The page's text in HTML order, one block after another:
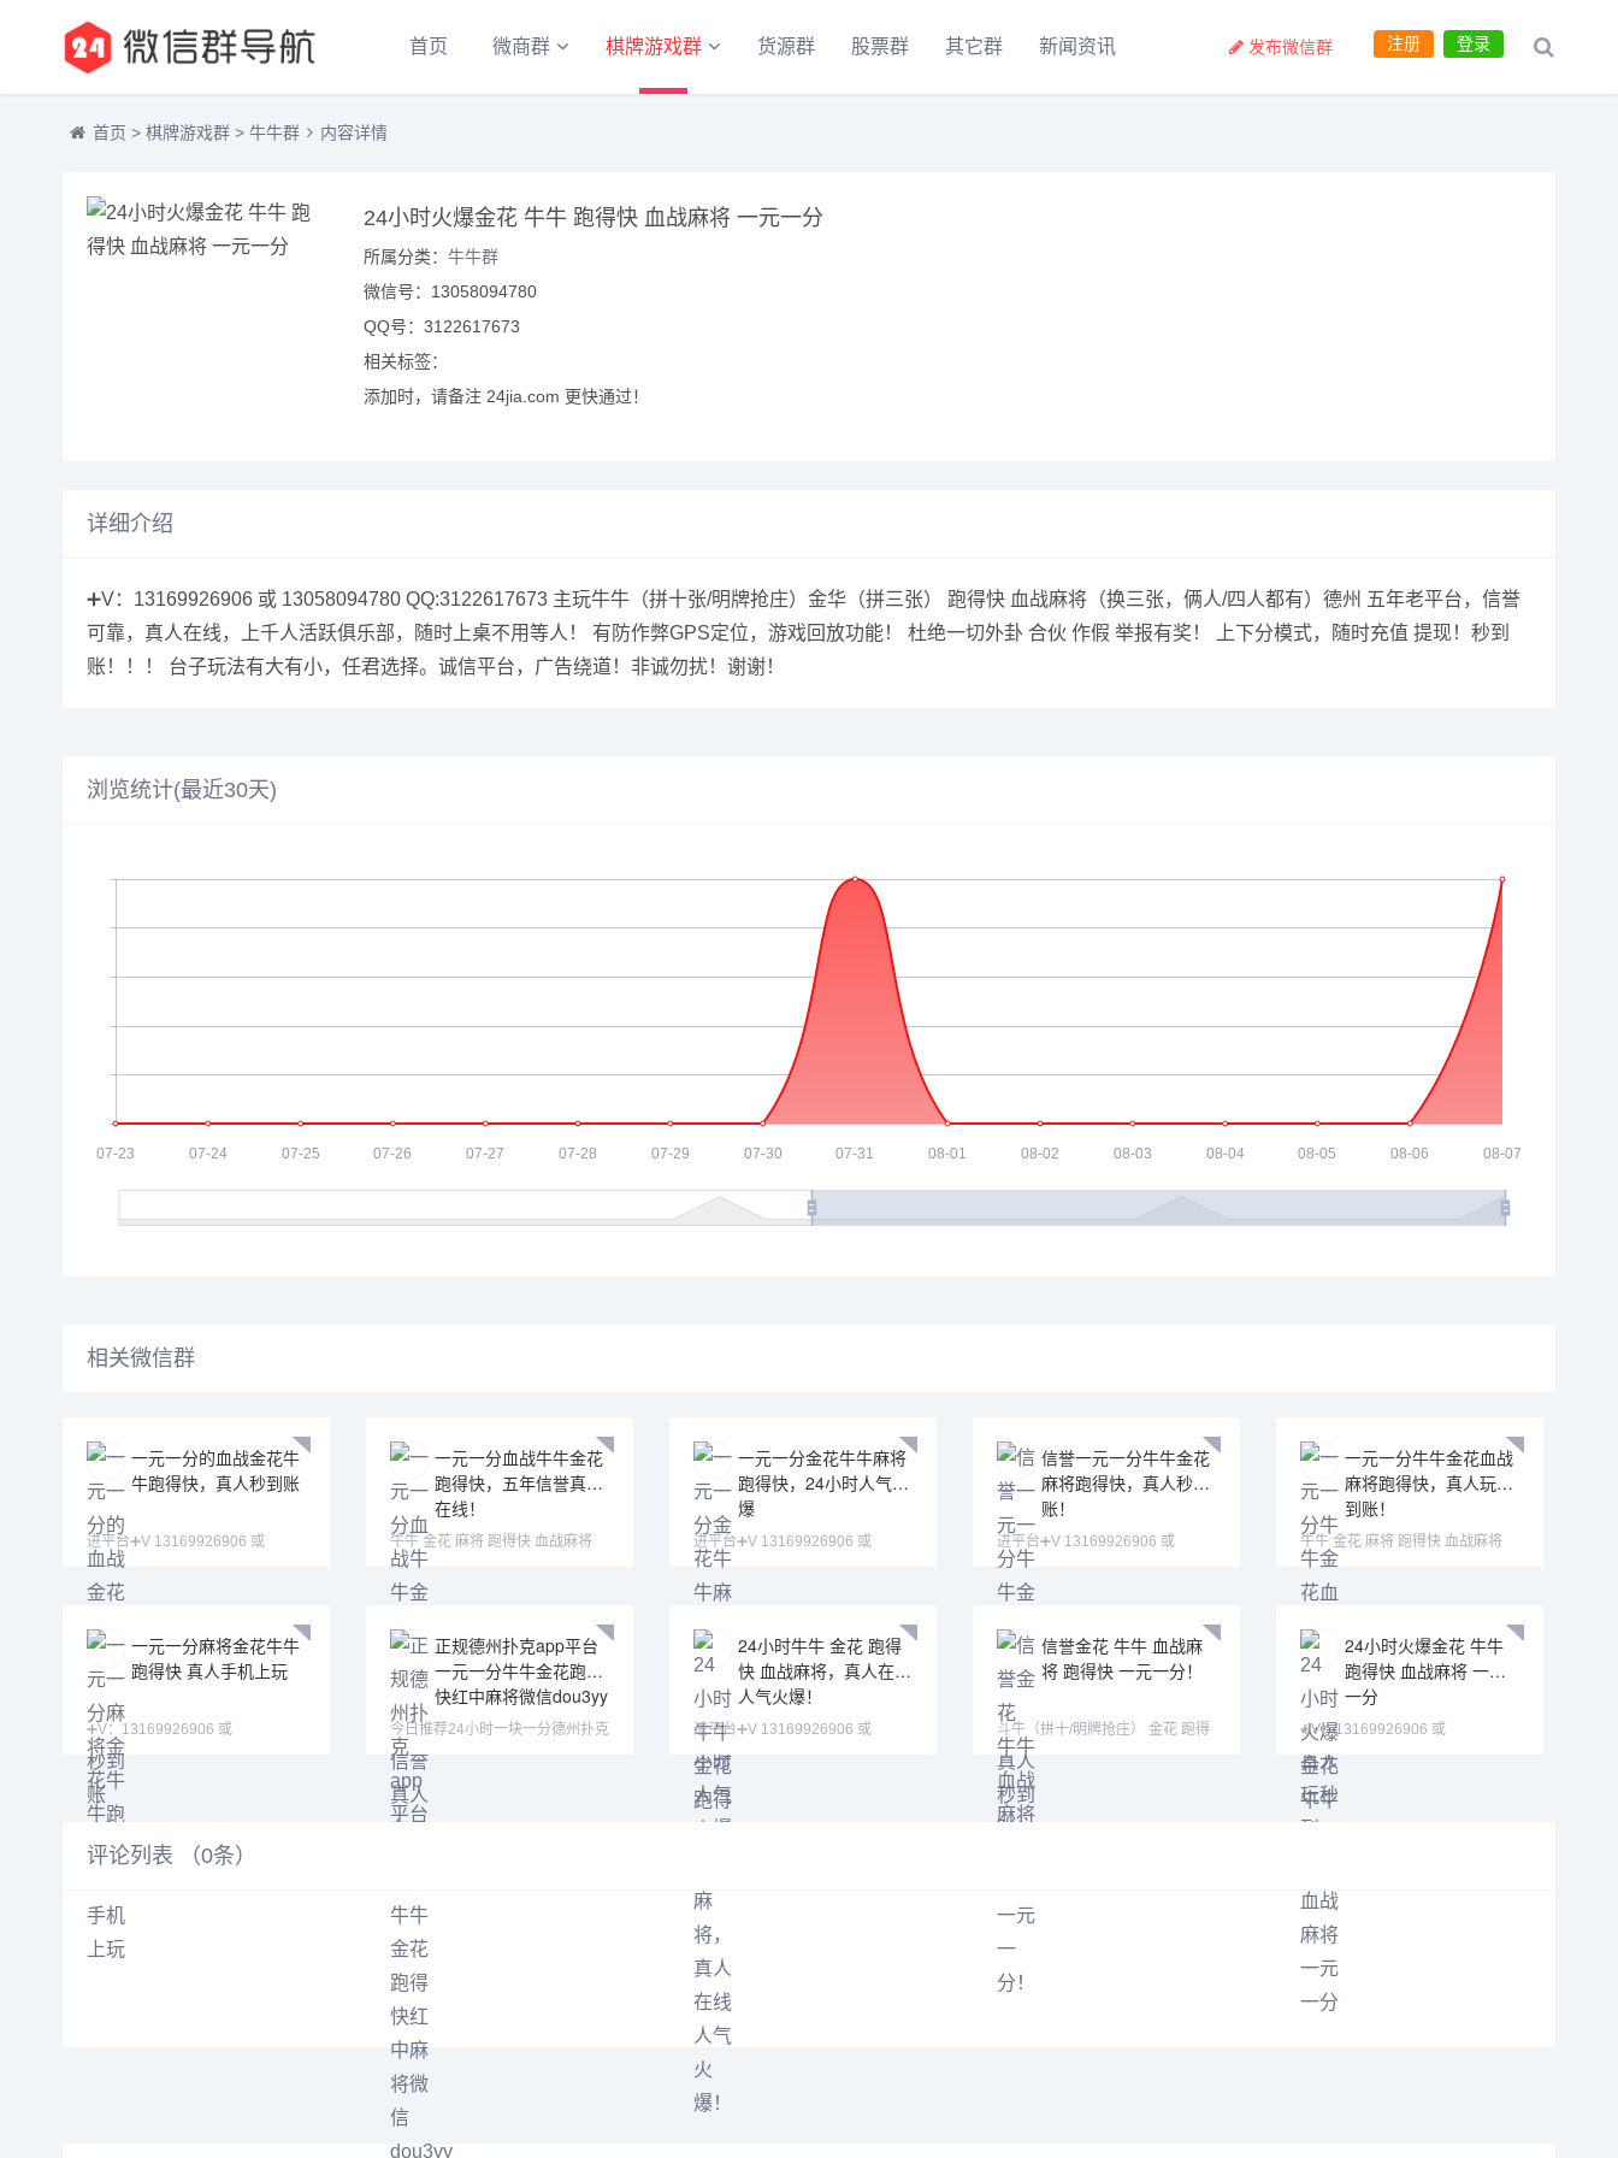
首页 微商群 棋牌游戏群 货源群 股票群 其它群 新闻资讯 登录
注册
发布微信群
首页 > 棋牌游戏群 > 牛牛群 内容详情
24小时火爆金花 牛牛 跑得快 血战麻将 一元一分
所属分类： 牛牛群
微信号：13058094780
QQ号：3122617673
相关标签：
添加时，请备注 24jia.com 更快通过！
详细介绍
➕V：13169926906 或 13058094780 QQ:3122617673 主玩牛牛（拼十张/明牌抢庄）金华（拼三张） 跑得快 血战麻将（换三张，俩人/四人都有）德州 五年老平台，信誉
可靠，真人在线，上千人活跃俱乐部，随时上桌不用等人！ 有防作弊GPS定位，游戏回放功能！ 杜绝一切外卦 合伙 作假 举报有奖！ 上下分模式，随时充值 提现！秒到
账！！！ 台子玩法有大有小，任君选择。诚信平台，广告绕道！非诚勿扰！谢谢！
浏览统计(最近30天)
相关微信群
一元一分的血战金花牛
牛跑得快，真人秒到账
进平台➕V 13169926906 或
一元一分血战牛牛金花
跑得快，五年信誉真人
在线！
牛牛 金花 麻将 跑得快 血战麻将
一元一分金花牛牛麻将
跑得快，24小时人气火
爆
进平台➕V 13169926906 或
信誉一元一分牛牛金花
麻将跑得快，真人秒到
账！
进平台➕V 13169926906 或
一元一分牛牛金花血战
麻将跑得快，真人玩秒
到账！
牛牛 金花 麻将 跑得快 血战麻将
一元一分麻将金花牛牛
跑得快 真人手机上玩
➕V：13169926906 或
13058094780 QQ:3122617673
主
正规德州扑克app平台
一元一分牛牛金花跑得
快红中麻将微信dou3yy
今日推荐24小时一块一分德州扑克
牛牛金花跑得快红中麻
24小时牛牛 金花 跑得
快 血战麻将，真人在线
人气火爆！
进平台➕V 13169926906 或
信誉金花 牛牛 血战麻
将 跑得快 一元一分！
斗牛（拼十/明牌抢庄） 金花 跑得
快 血战麻将 德州扑克➕
24小时火爆金花 牛牛
跑得快 血战麻将 一元
一分
➕V：13169926906 或
13058094780 QQ:3122617673
主
评论列表 （0条）